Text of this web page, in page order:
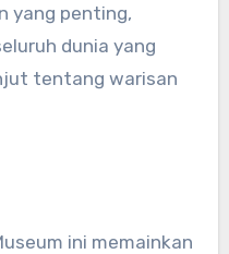
yang penting,
dunia yang
tentang warisan
ini memainkan